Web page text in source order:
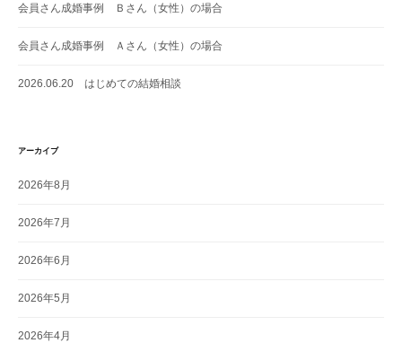
会員さん成婚事例 Ｂさん（女性）の場合
会員さん成婚事例 Ａさん（女性）の場合
2026.06.20 はじめての結婚相談
アーカイブ
2026年8月
2026年7月
2026年6月
2026年5月
2026年4月